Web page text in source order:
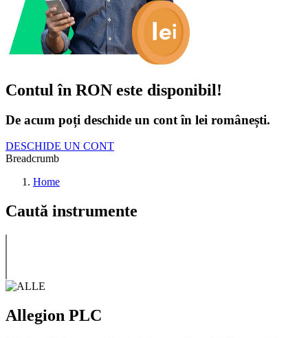
Contul în RON este disponibil!
De acum poți deschide un cont în lei românești.
DESCHIDE UN CONT
Breadcrumb
Home
Caută instrumente
Allegion PLC